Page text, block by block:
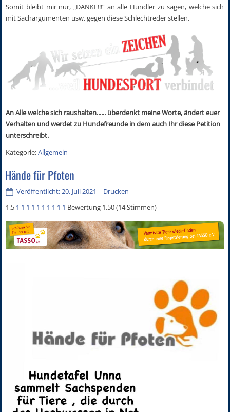
Somit bleibt mir nur, „DANKE!!!“ an alle Hundler zu sagen, welche sich
mit Sachargumenten usw. gegen diese Schlechtreder stellen.
An Alle welche sich raushalten...... überdenkt meine Worte, ändert euer
Verhalten und werdet zu Hundefreunde in dem auch Ihr diese Petition
unterschreibt.
Kategorie:Allgemein
Hände für Pfoten
Veröffentlicht: 20. Juli 2021 | Drucken
1.5 1 1 1 1 1 1 1 1 1 1 Bewertung 1.50 (14 Stimmen)